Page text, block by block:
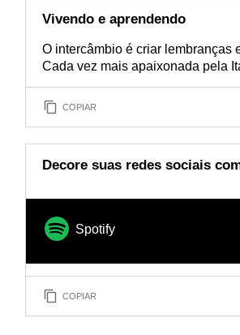
Vivendo e aprendendo
O intercâmbio é criar lembranças
Cada vez mais apaixonada pela
COPIAR
Decore suas redes sociais
Spotify
COPIAR